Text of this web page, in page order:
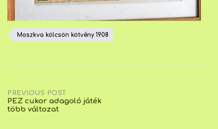
Moszkva kölcsön kötvény 1908
Post
PREVIOUS POST
PEZ cukor adagoló játék
több változat